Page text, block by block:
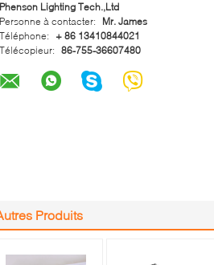
Phenson Lighting Tech.,Ltd
Personne à contacter:
Mr. James
Téléphone:
+ 86 13410844021
Télécopieur: 86-755-36607480
Produits